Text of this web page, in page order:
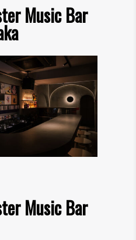
Music Bar
Music Bar